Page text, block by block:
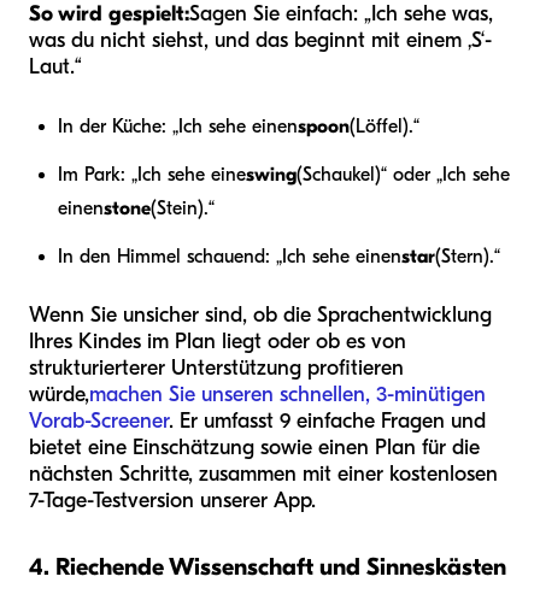
So wird gespielt:Sagen Sie einfach: „Ich sehe was,
was du nicht siehst, und das beginnt mit einem ‚S‘-
Laut.“
In der Küche: „Ich sehe einenspoon(Löffel).“
Im Park: „Ich sehe eineswing(Schaukel)“ oder „Ich sehe
einenstone(Stein).“
In den Himmel schauend: „Ich sehe einenstar(Stern).“
Wenn Sie unsicher sind, ob die Sprachentwicklung
Ihres Kindes im Plan liegt oder ob es von
strukturierterer Unterstützung profitieren
würde,machen Sie unseren schnellen, 3-minütigen
Vorab-Screener. Er umfasst 9 einfache Fragen und
bietet eine Einschätzung sowie einen Plan für die
nächsten Schritte, zusammen mit einer kostenlosen
7-Tage-Testversion unserer App.
4. Riechende Wissenschaft und Sinneskästen